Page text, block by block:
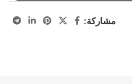
مشاركة: